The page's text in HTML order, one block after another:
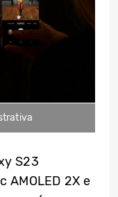
S23
AMOLED 2X e